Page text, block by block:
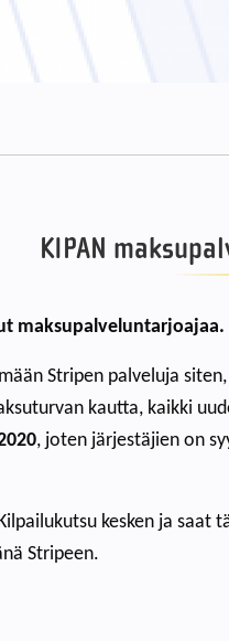
KIPAN
maksupalveluntarjoajaa.
Stripen palveluja
kautta, kaikki
, joten järjestäjien on
kesken ja
Stripeen.